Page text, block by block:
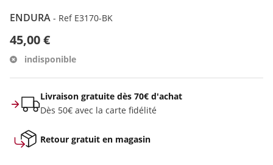
ENDURA - Ref E3170-BK
45,00 €
indisponible
Livraison gratuite dès 70€ d'achat
Dès 50€ avec la carte fidélité
Retour gratuit en magasin